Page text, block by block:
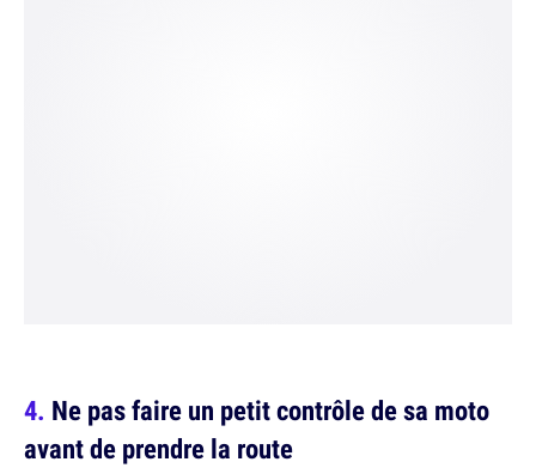
Ne pas faire un petit contrôle de sa moto
avant de prendre la route